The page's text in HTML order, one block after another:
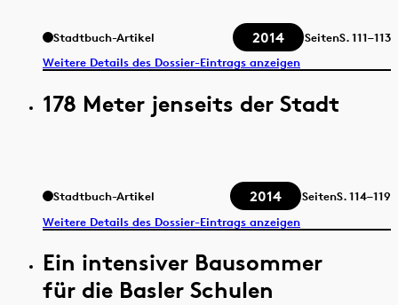
Stadtbuch-Artikel 2014 SeitenS.111–113
Weitere Details des Dossier-Eintrags anzeigen
178 Meter jenseits der Stadt
Stadtbuch-Artikel 2014 SeitenS.114–119
Weitere Details des Dossier-Eintrags anzeigen
Ein intensiver Bausommer
für die Basler Schulen